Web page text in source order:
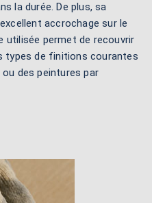
la durée. De plus, sa
accrochage sur le
utilisée permet de recouvrir
types de finitions courantes
des peintures par